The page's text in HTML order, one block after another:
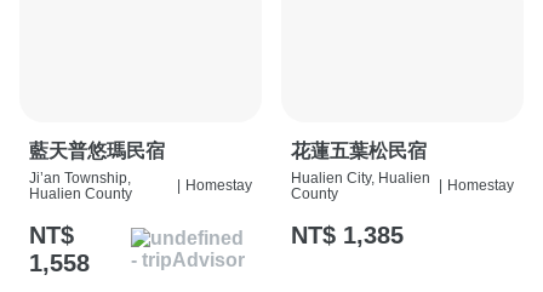
藍天普悠瑪民宿
Ji’an Township,
Hualien County
Homestay
NT$
1,558
花蓮五葉松民宿
Hualien City, Hualien
County
Homestay
NT$ 1,385